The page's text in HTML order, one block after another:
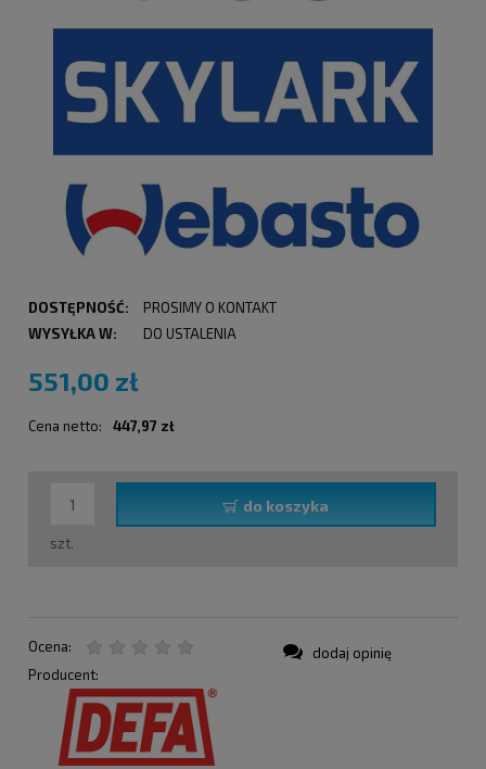
DOSTĘPNOŚĆ:
PROSIMY O KONTAKT
WYSYŁKA W:
DO USTALENIA
551,00 zł
Cena netto: 447,97 zł
szt.
do koszyka
Ocena:
Producent:
dodaj opinię